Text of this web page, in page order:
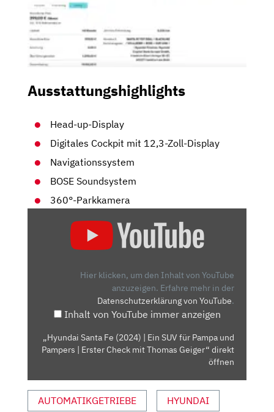
Ausstattungshighlights
Head-up-Display
Digitales Cockpit mit 12,3-Zoll-Display
Navigationssystem
BOSE Soundsystem
360°-Parkkamera
PAMPA
UND
ERSTER
CHECK
Hier klicken, um den Inhalt von YouTube
anzuzeigen. Erfahre mehr in der
Datenschutzerklärung von YouTube.
Inhalt von YouTube immer anzeigen
„Hyundai Santa Fe (2024) | Ein SUV für Pampa und
Pampers | Erster Check mit Thomas Geiger“ direkt
öffnen
AUTOMATIKGETRIEBE HYUNDAI